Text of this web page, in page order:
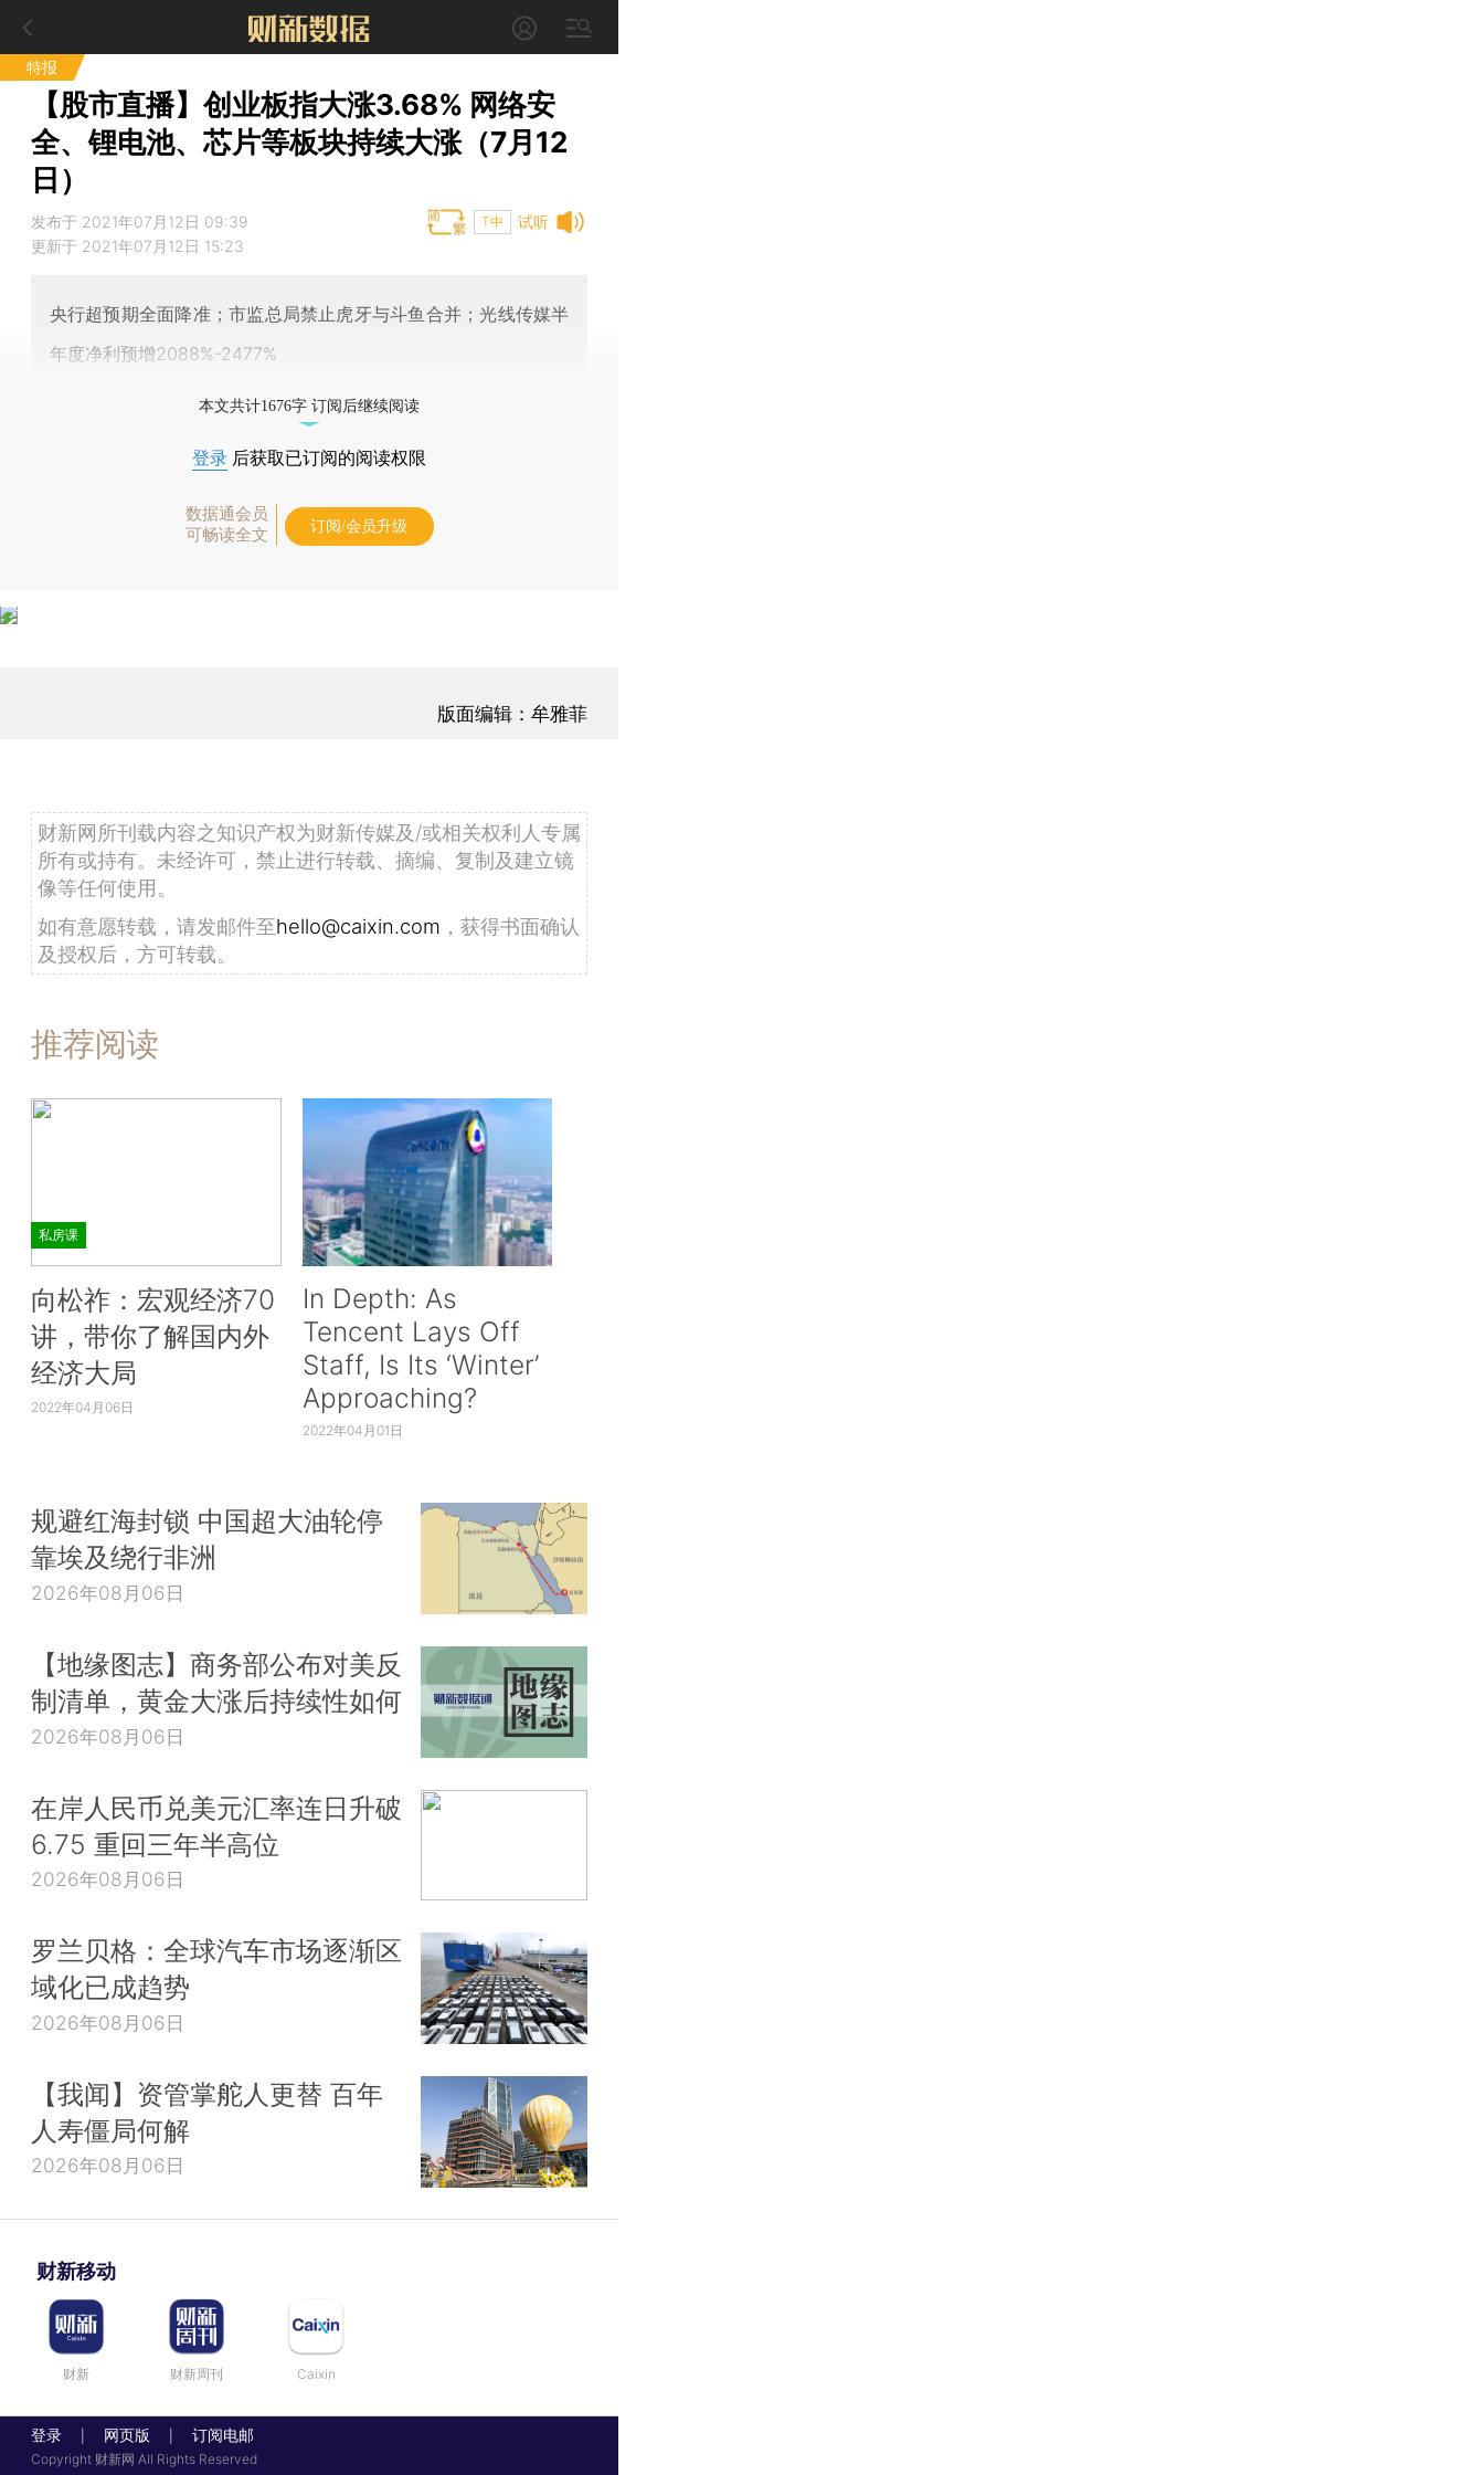
特报
【股市直播】创业板指大涨3.68% 网络安
全、锂电池、芯片等板块持续大涨（7月12
日）
试听
发布于 2021年07月12日 09:39
更新于 2021年07月12日 15:23
T中
央行超预期全面降准；市监总局禁止虎牙与斗鱼合并；光线传媒半
年度净利预增2088%-2477%
本文共计1676字 订阅后继续阅读
登录 后获取已订阅的阅读权限
数据通会员
可畅读全文
订阅/会员升级
版面编辑：牟雅菲
财新网所刊载内容之知识产权为财新传媒及/或相关权利人专属
所有或持有。未经许可，禁止进行转载、摘编、复制及建立镜
像等任何使用。
如有意愿转载，请发邮件至hello@caixin.com ，获得书面确认
及授权后，方可转载。
推荐阅读
私房课
向松祚：宏观经济70
讲，带你了解国内外
经济大局
2022年04月06日
In Depth: As
Tencent Lays Off
Staff, Is Its ‘Winter’
Approaching?
2022年04月01日
规避红海封锁 中国超大油轮停
靠埃及绕行非洲
2026年08月06日
【地缘图志】商务部公布对美反
制清单，黄金大涨后持续性如何
2026年08月06日
在岸人民币兑美元汇率连日升破
6.75 重回三年半高位
2026年08月06日
罗兰贝格：全球汽车市场逐渐区
域化已成趋势
2026年08月06日
【我闻】资管掌舵人更替 百年
人寿僵局何解
2026年08月06日
财新移动
财新 财新周刊 Caixin
登录 网页版 订阅电邮
Copyright 财新网 All Rights Reserved